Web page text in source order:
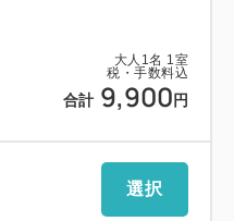
ー・ボディーソープ
大人 1 名 1 室
税・手数料込
合計 9,900 円
選択